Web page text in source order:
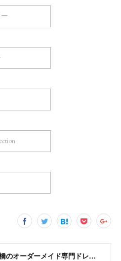
名古屋 豊橋のオーダーメイド専門ドレスデザイナー KUMI OHARA